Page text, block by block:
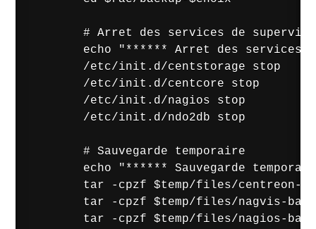
# Arret des services de
echo "****** Arret des
        /etc/init.d/centstorage stop
        /etc/init.d/centcore stop
        /etc/init.d/nagios stop
        /etc/init.d/ndo2db stop
        # Sauvegarde temporaire
echo "****** Sauvegarde
tar -cpzf $temp/files/centreon-
tar -cpzf $temp/files/nagvis-
tar -cpzf $temp/files/nagios-